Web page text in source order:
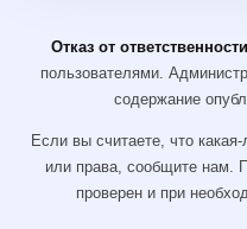
Отказ от
пользователями.
содержание
Если вы считаете, что
или права, сообщите нам.
проверен и при